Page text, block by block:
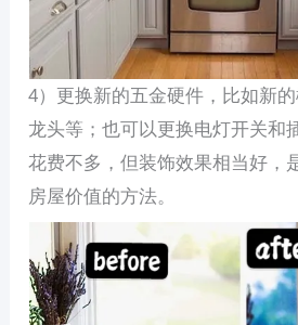
4）更换新的五金硬件，比如新
龙头等；也可以更换电灯开关和
花费不多，但装饰效果相当好，
房屋价值的方法。